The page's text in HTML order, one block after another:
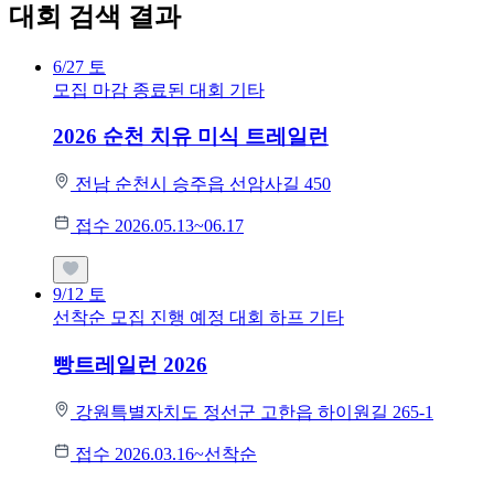
대회 검색 결과
6/27 토
모집 마감 종료된 대회 기타
2026 순천 치유 미식 트레일런
전남 순천시 승주읍 선암사길 450
접수 2026.05.13~06.17
9/12 토
선착순 모집 진행 예정 대회 하프 기타
빵트레일런 2026
강원특별자치도 정선군 고한읍 하이원길 265-1
접수 2026.03.16~선착순